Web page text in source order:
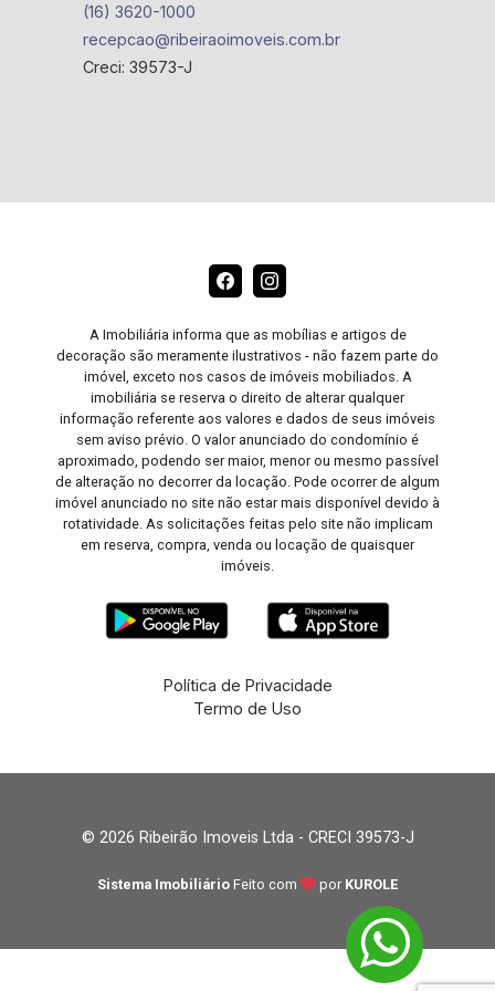
(16) 3620-1000
recepcao@ribeiraoimoveis.com.br
Creci: 39573-J
A Imobiliária informa que as mobílias e artigos de
decoração são meramente ilustrativos - não fazem parte do
imóvel, exceto nos casos de imóveis mobiliados. A
imobiliária se reserva o direito de alterar qualquer
informação referente aos valores e dados de seus imóveis
sem aviso prévio. O valor anunciado do condomínio é
aproximado, podendo ser maior, menor ou mesmo passível
de alteração no decorrer da locação. Pode ocorrer de algum
imóvel anunciado no site não estar mais disponível devido à
rotatividade. As solicitações feitas pelo site não implicam
em reserva, compra, venda ou locação de quaisquer
imóveis.
Política de Privacidade
Termo de Uso
© 2026 Ribeirão Imoveis Ltda - CRECI 39573-J
Sistema Imobiliário Feito com por KUROLE